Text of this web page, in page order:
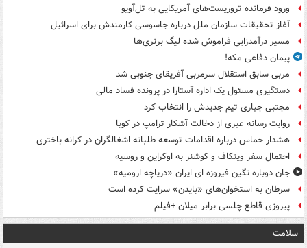
ورود فرمانده تروریست‌های آمریکایی به تل‌آویو
آغاز تحقیقات سازمان ملل درباره جاسوسی کارمندش برای اسرائیل
مسیر درآمدزایی فراموش شده لیگ برتری‌ها
پیمان دفاعی مکه!
مربی سابق استقلال سرمربی آفریقای جنوبی شد
دستگیری مسئول یک اداره آستارا در پرونده فساد مالی
مجتبی جباری تیم جدیدش را انتخاب کرد
روایت رسانه عبری از دخالت آشکار ترامپ در کوبا
هشدار حماس درباره اقدامات توسعه طلبانه اشغالگران در کرانه باختری
احتمال سفر ویتکاف و کوشنر به اوکراین و روسیه
جان دوباره نگین فیروزه ای ایران «دریاچه ارومیه»
سرطان به استخوان‌های «بایدن» سرایت کرده است
پیروزی قاطع چلسی برابر میلان +فیلم
سلامت